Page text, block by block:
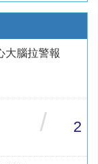
腦拉警報
/ 2